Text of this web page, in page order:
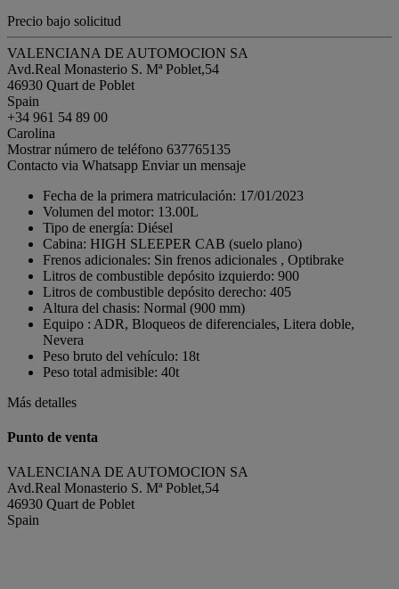
Precio bajo solicitud
VALENCIANA DE AUTOMOCION SA
Avd.Real Monasterio S. Mª Poblet,54
46930 Quart de Poblet
Spain
+34 961 54 89 00
Carolina
Mostrar número de teléfono 637765135
Contacto via Whatsapp Enviar un mensaje
Fecha de la primera matriculación: 17/01/2023
Volumen del motor: 13.00L
Tipo de energía: Diésel
Cabina: HIGH SLEEPER CAB (suelo plano)
Frenos adicionales: Sin frenos adicionales , Optibrake
Litros de combustible depósito izquierdo: 900
Litros de combustible depósito derecho: 405
Altura del chasis: Normal (900 mm)
Equipo : ADR, Bloqueos de diferenciales, Litera doble,
Nevera
Peso bruto del vehículo: 18t
Peso total admisible: 40t
Más detalles
Punto de venta
VALENCIANA DE AUTOMOCION SA
Avd.Real Monasterio S. Mª Poblet,54
46930 Quart de Poblet
Spain